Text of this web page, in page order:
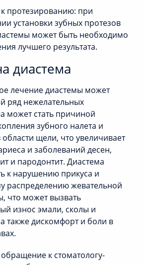
протезированию: при
установки зубных протезов
может быть необходимо
лучшего результата.
диастема
лечение диастемы может
ряд нежелательных
может стать причиной
зубного налета и
щели, что увеличивает
и заболеваний десен,
и пародонтит. Диастема
к нарушению прикуса и
распределению жевательной
что может вызвать
износ эмали, сколы и
также дискомфорт и боли в
к стоматологу-